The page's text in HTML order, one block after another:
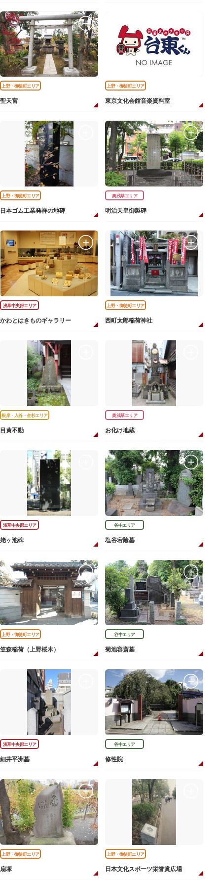
上野・御徒町エリア
聖天宮
上野・御徒町エリア
東京文化会館音楽資料室
上野・御徒町エリア
日本ゴム工業発祥の地碑
奥浅草エリア
明治天皇御製碑
浅草中央部エリア
かわとはきものギャラリー
上野・御徒町エリア
西町太郎稲荷神社
根岸・入谷・金杉エリア
目黄不動
奥浅草エリア
お化け地蔵
浅草中央部エリア
姥ヶ池碑
谷中エリア
塩谷宕陰墓
上野・御徒町エリア
笠森稲荷（上野桜木）
谷中エリア
菊池容斎墓
浅草中央部エリア
細井平洲墓
谷中エリア
修性院
上野・御徒町エリア
扇塚
上野・御徒町エリア
日本文化スポーツ栄誉賞広場